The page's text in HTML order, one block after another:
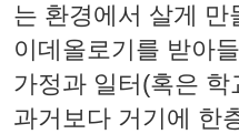
는 환경에서 살게 만
이데올로기를 받아
가정과 일터(혹은 학
과거보다 거기에 한